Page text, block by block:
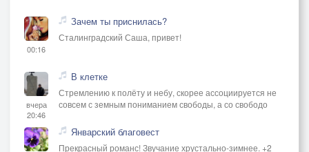
00:16
Зачем ты приснилась?
Сталинградский Саша, привет!
вчера
20:46
В клетке
Стремлению к полёту и небу, скорее ассоциируется не
совсем с земным пониманием свободы, а со свободо
Январский благовест
Прекрасный романс! Звучание хрустально-зимнее. +2